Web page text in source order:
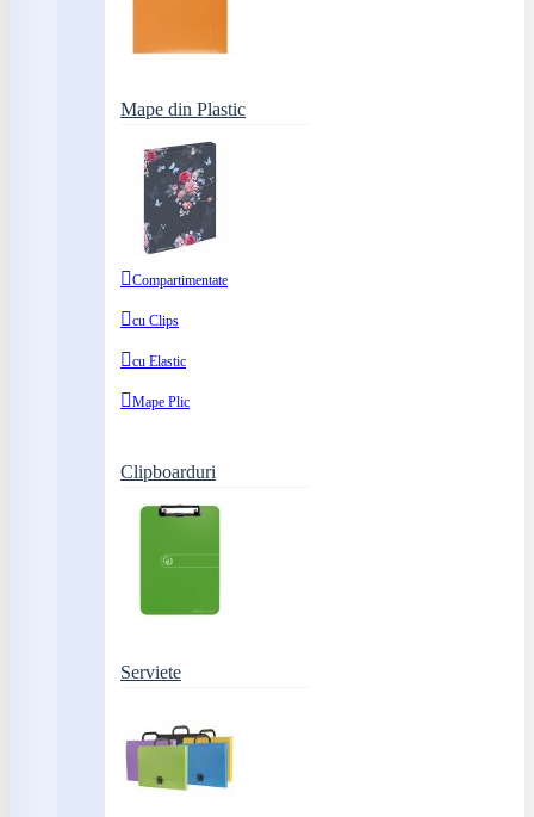
Mape din Plastic
Compartimentate
cu Clips
cu Elastic
Mape Plic
Clipboarduri
Serviete